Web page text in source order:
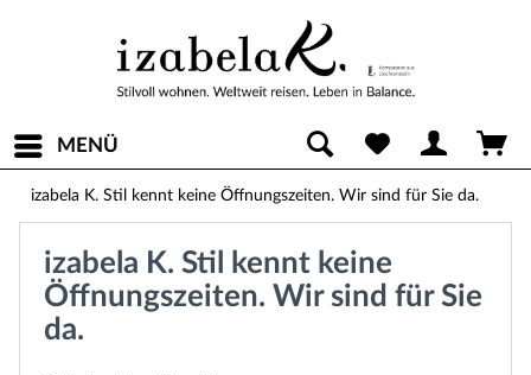
MENÜ
izabela K. Stil kennt keine Öffnungszeiten. Wir sind für Sie da.
izabela K. Stil kennt keine
Öffnungszeiten. Wir sind für Sie
da.